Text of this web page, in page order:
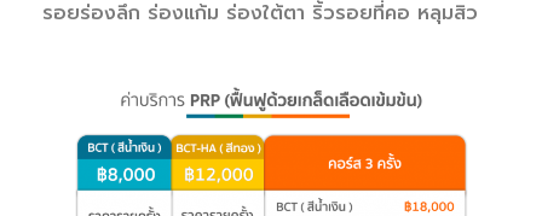
รอยร่องลึก ร่องแก้ม ร่องใต้ตา ริ้วรอยที่คอ หลุมสิว